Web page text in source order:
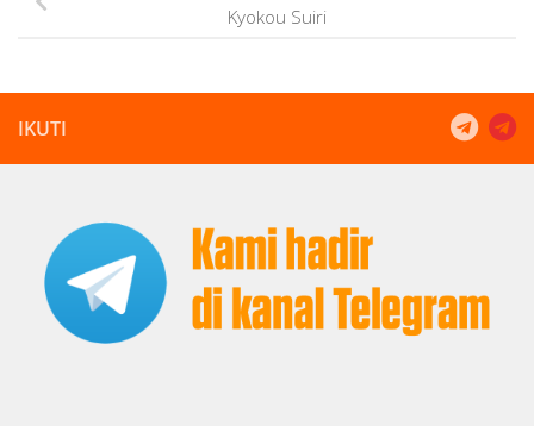
Kyokou Suiri
IKUTI